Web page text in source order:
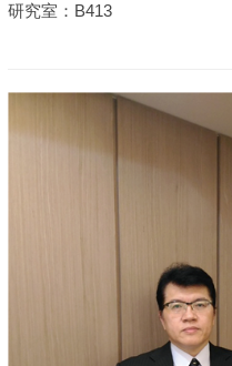
研究室：B413